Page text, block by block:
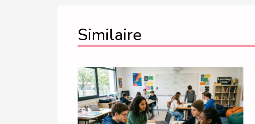
Similaire